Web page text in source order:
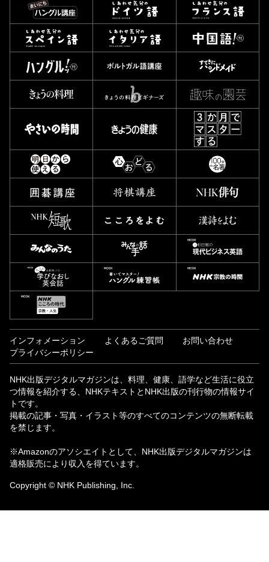
インフォメーション よくあるご質問
お問い合わせ
プライバシーポリシー
NHK出版デジタルマガジンは、料理、健康、語学など生活に役立
つ情報を紹介する、NHKテキストとNHK出版の刊行物の情報サイ
トです。
掲載の記事・写真・イラスト等のすべてのコンテンツの無断転載
を禁じます。
※Amazonのアソシエイトとして、NHK出版デジタルマガジンは
適格販売により収入を得ています。
Copyright © NHK Publishing, Inc.